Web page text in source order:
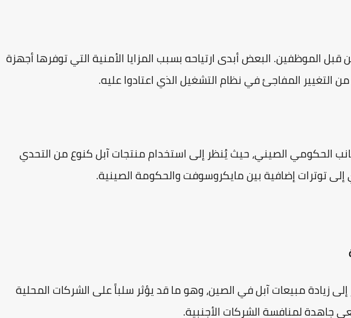
قبل الموظفين. البعض أبدى ارتياحه بسبب المزايا الأمنية التي توفرها أجهزة
التغيير المفاجئ في نظام التشغيل الذي اعتادوا عليه.
الحكومي الصيني، حيث يُنظر إلى استخدام منتجات آبل كنوع من التحدي
إلى توترات إضافية بين مايكروسوفت والحكومة الصينية.
زيادة مبيعات آبل في الصين، وهو ما قد يؤثر سلباً على الشركات المحلية
جاهدة لمنافسة الشركات الأجنبية.